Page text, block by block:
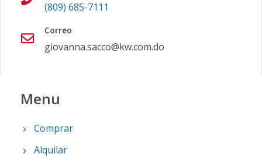
(809) 685-7111
Correo
giovanna.sacco@kw.com.do
Menu
Comprar
Alquilar